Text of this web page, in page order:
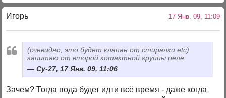
Игорь 17 Янв. 09, 11:09
(очевидно, это будет клапан от стиралки etc)
запитаю от второй котактной группы реле.
Су-27, 17 Янв. 09, 11:06
Зачем? Тогда вода будет идти всё время - даже когда